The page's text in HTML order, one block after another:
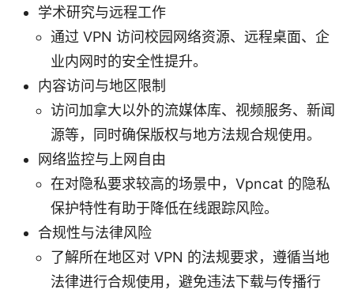
学术研究与远程工作
通过 VPN 访问校园网络资源、远程桌面、企
业内网时的安全性提升。
内容访问与地区限制
访问加拿大以外的流媒体库、视频服务、新闻
源等，同时确保版权与地方法规合规使用。
网络监控与上网自由
在对隐私要求较高的场景中，Vpncat 的隐私
保护特性有助于降低在线跟踪风险。
合规性与法律风险
了解所在地区对 VPN 的法规要求，遵循当地
法律进行合规使用，避免违法下载与传播行